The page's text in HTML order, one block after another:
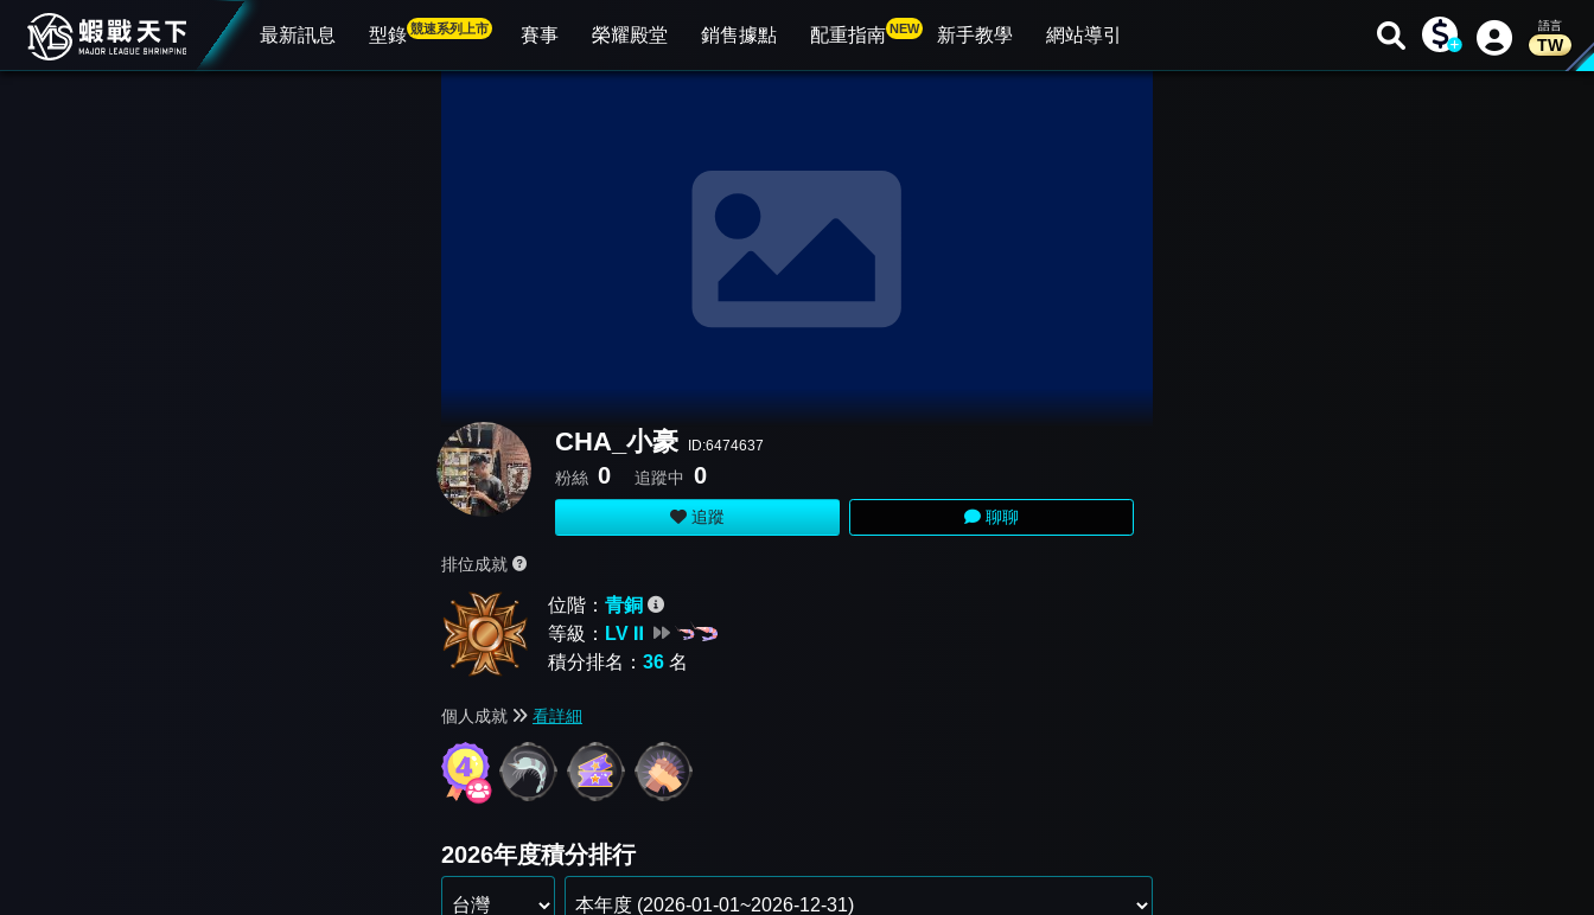
最新訊息 型錄競速系列上市 賽事 榮耀殿堂 銷售據點 配重指南NEW 新手教學 網站導引 TW
CHA_小豪 ID:6474637
粉絲 0 追蹤中 0
追蹤 聊聊
排位成就
位階： 青銅
等級： LV Ⅱ
積分排名： 36 名
個人成就 看詳細
2026年度積分排行